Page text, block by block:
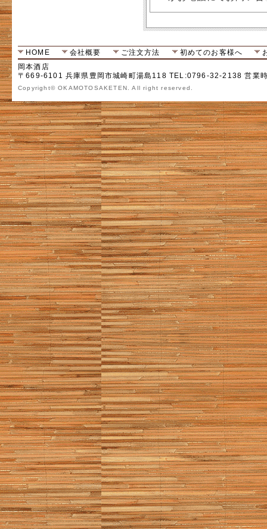
HOME 会社概要 ご注文方法 初めてのお客様へ
岡本酒店
〒669-6101 兵庫県豊岡市城崎町湯島118 TEL:0796-32-2138 営業
Copyright© OKAMOTOSAKETEN. All right reserved.